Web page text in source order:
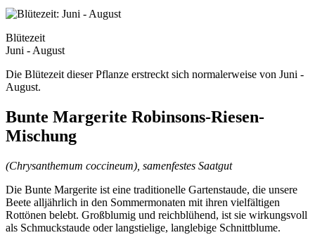
Blütezeit
Juni - August
Die Blütezeit dieser Pflanze erstreckt sich normalerweise von Juni -
August.
Bunte Margerite Robinsons-Riesen-
Mischung
(Chrysanthemum coccineum), samenfestes Saatgut
Die Bunte Margerite ist eine traditionelle Gartenstaude, die unsere
Beete alljährlich in den Sommermonaten mit ihren vielfältigen
Rottönen belebt. Großblumig und reichblühend, ist sie wirkungsvoll
als Schmuckstaude oder langstielige, langlebige Schnittblume.